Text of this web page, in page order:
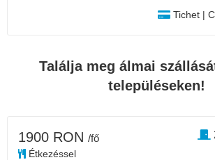
Tichet |
Találja meg álmai
településeken!
1900 RON /fő
Étkezéssel